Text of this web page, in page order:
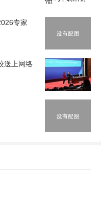
专家
送上网络